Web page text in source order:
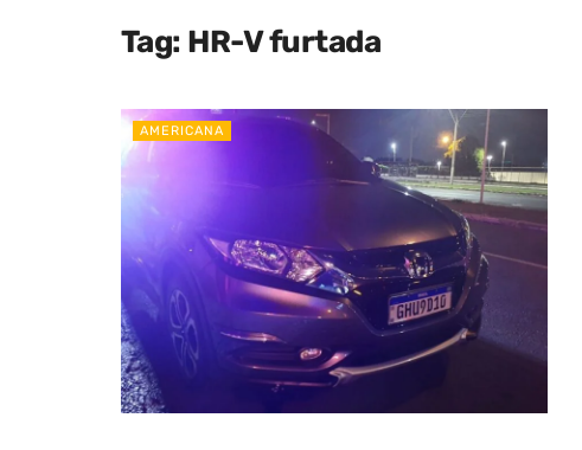
Tag: HR-V furtada
AMERICANA